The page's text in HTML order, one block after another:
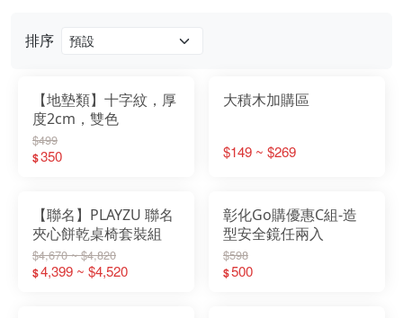
排序
【地墊類】十字紋，厚
度2cm，雙色
$499
$350
大積木加購區
$149 ~ $269
【聯名】PLAYZU 聯名
夾心餅乾桌椅套裝組
$4,670 ~ $4,820
$4,399 ~ $4,520
彰化Go購優惠C組-造
型安全鏡任兩入
$598
$500